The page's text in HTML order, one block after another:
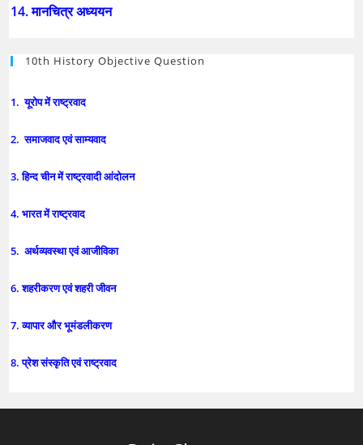
14. मानचित्र अध्ययन
10th History Objective Question
1. यूरोप में राष्ट्रवाद
2. समाजवाद एवं साम्यवाद
3. हिन्द चीन में राष्ट्रवादी आंदोलन
4. भारत में राष्ट्रवाद
5. अर्थव्यवस्था एवं आजीविका
6. शहरीकरण एवं शहरी जीवन
7. व्यापार और भूमंडलीकरण
8. प्रेश संस्कृति एवं राष्ट्रवाद